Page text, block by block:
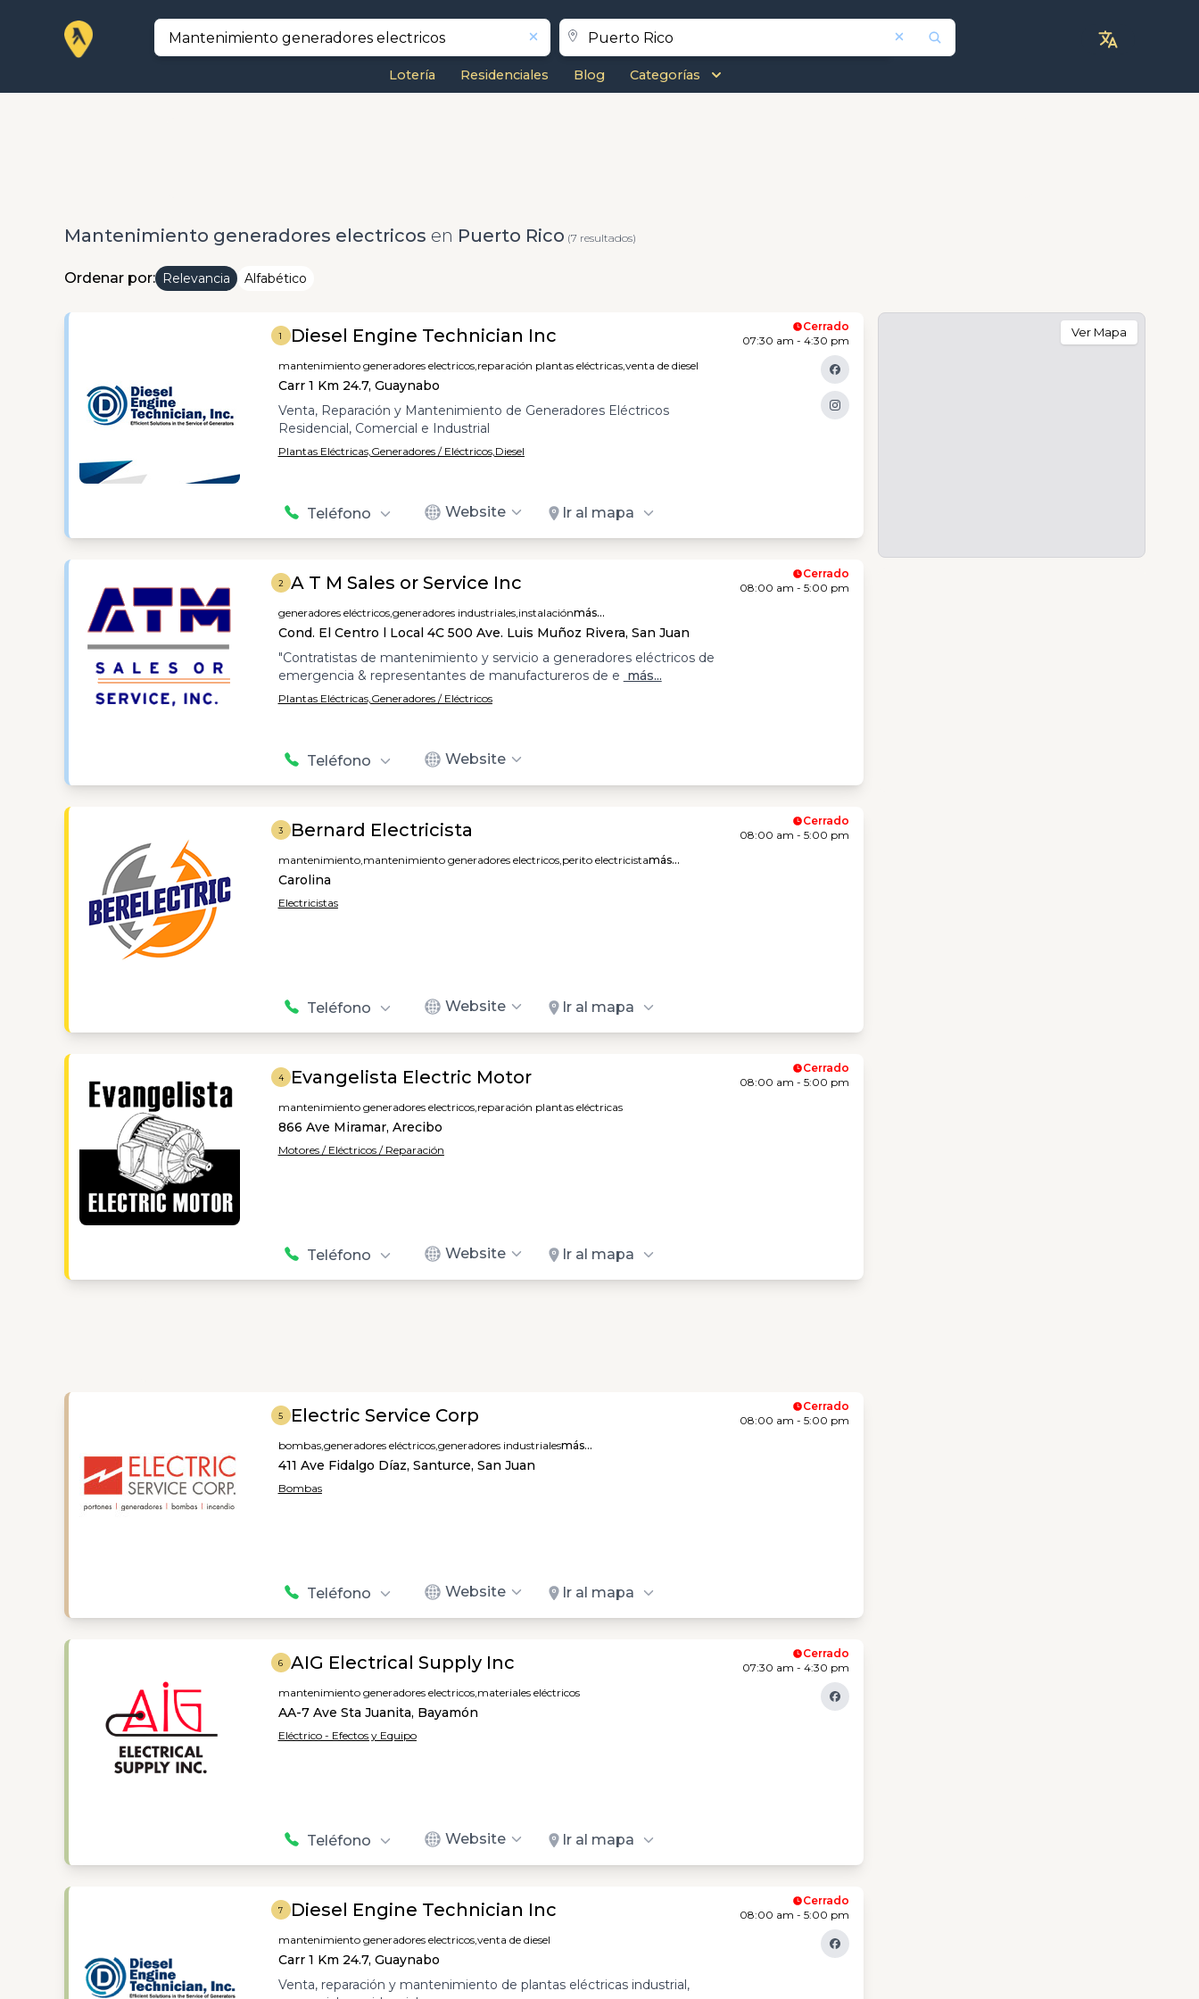
Lotería Residenciales Blog Categorías
Mantenimiento generadores electricos en Puerto Rico (7 resultados)
Ordenar por: Relevancia Alfabético
1 Diesel Engine Technician Inc
mantenimiento generadores electricos,reparación plantas eléctricas,venta de diesel
Carr 1 Km 24.7, Guaynabo
Venta, Reparación y Mantenimiento de Generadores Eléctricos
Residencial, Comercial e Industrial
Plantas Eléctricas,Generadores / Eléctricos,Diesel
Teléfono Website Ir al mapa
Cerrado
07:30 am - 4:30 pm
2 A T M Sales or Service Inc
generadores eléctricos,generadores industriales,instalaciónmás...
Cond. El Centro l Local 4C 500 Ave. Luis Muñoz Rivera, San Juan
"Contratistas de mantenimiento y servicio a generadores eléctricos de
emergencia & representantes de manufactureros de e más...
Plantas Eléctricas,Generadores / Eléctricos
Teléfono Website
Cerrado
08:00 am - 5:00 pm
3 Bernard Electricista
mantenimiento,mantenimiento generadores electricos,perito electricistamás...
Carolina
Electricistas
Teléfono Website Ir al mapa
Cerrado
08:00 am - 5:00 pm
4 Evangelista Electric Motor
mantenimiento generadores electricos,reparación plantas eléctricas
866 Ave Miramar, Arecibo
Motores / Eléctricos / Reparación
Teléfono Website Ir al mapa
Cerrado
08:00 am - 5:00 pm
5 Electric Service Corp
bombas,generadores eléctricos,generadores industrialesmás...
411 Ave Fidalgo Díaz, Santurce, San Juan
Bombas
Teléfono Website Ir al mapa
Cerrado
08:00 am - 5:00 pm
6 AIG Electrical Supply Inc
mantenimiento generadores electricos,materiales eléctricos
AA-7 Ave Sta Juanita, Bayamón
Eléctrico - Efectos y Equipo
Teléfono Website Ir al mapa
Cerrado
07:30 am - 4:30 pm
7 Diesel Engine Technician Inc
mantenimiento generadores electricos,venta de diesel
Carr 1 Km 24.7, Guaynabo
Venta, reparación y mantenimiento de plantas eléctricas industrial,
Cerrado
08:00 am - 5:00 pm
Ver Mapa